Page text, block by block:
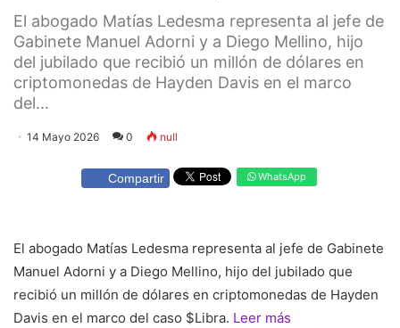
El abogado Matías Ledesma representa al jefe de
Gabinete Manuel Adorni y a Diego Mellino, hijo
del jubilado que recibió un millón de dólares en
criptomonedas de Hayden Davis en el marco
del...
14 Mayo 2026 0 null
Compartir WhatsApp
El abogado Matías Ledesma representa al jefe de Gabinete
Manuel Adorni y a Diego Mellino, hijo del jubilado que
recibió un millón de dólares en criptomonedas de Hayden
Davis en el marco del caso $Libra. Leer más